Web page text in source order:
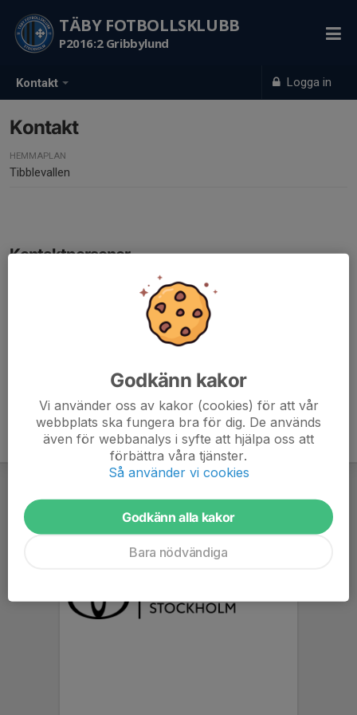
Kontakt Logga in
TÄBY FOTBOLLSKLUBB
P2016:2 Gribbylund
Kontakt
HEMMAPLAN
Tibblevallen
Kontaktpersoner
Amanda Bjarnelind
bjarnelind89@hotmail.com
Godkänn kakor
Vi använder oss av kakor (cookies) för att vår
webbplats ska fungera bra för dig. De används
även för webbanalys i syfte att hjälpa oss att
förbättra våra tjänster.
Så använder vi cookies
Godkänn alla kakor
Bara nödvändiga